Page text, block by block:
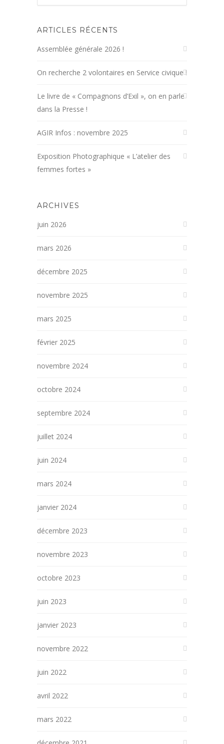
ARTICLES RÉCENTS
Assemblée générale 2026 !
On recherche 2 volontaires en Service civique !
Le livre de « Compagnons d’Exil », on en parle
dans la Presse !
AGIR Infos : novembre 2025
Exposition Photographique « L’atelier des
femmes fortes »
ARCHIVES
juin 2026
mars 2026
décembre 2025
novembre 2025
mars 2025
février 2025
novembre 2024
octobre 2024
septembre 2024
juillet 2024
juin 2024
mars 2024
janvier 2024
décembre 2023
novembre 2023
octobre 2023
juin 2023
janvier 2023
novembre 2022
juin 2022
avril 2022
mars 2022